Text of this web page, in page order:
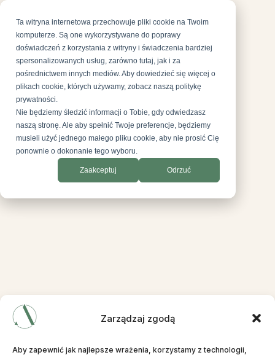
Zarządzaj zgodą
Aby zapewnić jak najlepsze wrażenia, korzystamy z technologii,
Ta witryna internetowa przechowuje pliki cookie na Twoim
komputerze. Są one wykorzystywane do poprawy
doświadczeń z korzystania z witryny i świadczenia bardziej
spersonalizowanych usług, zarówno tutaj, jak i za
pośrednictwem innych mediów. Aby dowiedzieć się więcej o
plikach cookie, których używamy, zobacz naszą politykę
prywatności.
Nie będziemy śledzić informacji o Tobie, gdy odwiedzasz
naszą stronę. Ale aby spełnić Twoje preferencje, będziemy
musieli użyć jednego małego pliku cookie, aby nie prosić Cię
ponownie o dokonanie tego wyboru.
Zaakceptuj Odrzuć